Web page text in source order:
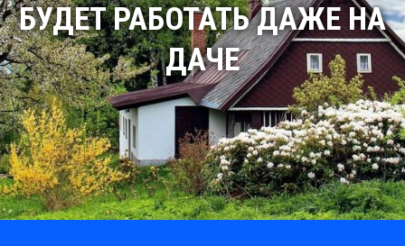
БУДЕТ РАБОТАТЬ ДАЖЕ НА
ДАЧЕ